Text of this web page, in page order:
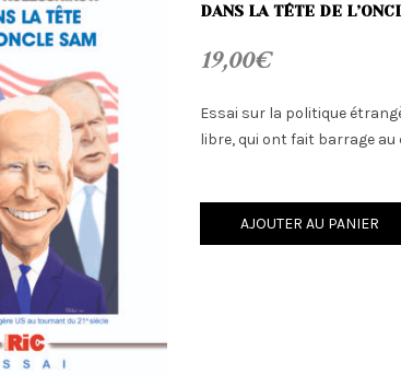
DANS LA TÊTE DE
19,00€
Essai sur la politique
libre, qui ont fait barrage
AJOUTER AU PANIER